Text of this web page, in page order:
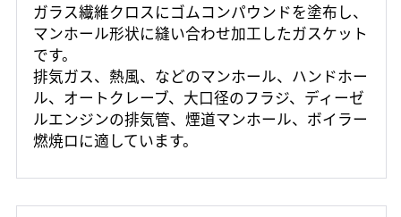
ガラス繊維クロスにゴムコンパウンドを塗布し、
マンホール形状に縫い合わせ加工したガスケット
です。
排気ガス、熱風、などのマンホール、ハンドホー
ル、オートクレーブ、大口径のフラジ、ディーゼ
ルエンジンの排気管、煙道マンホール、ボイラー
燃焼ロに適しています。